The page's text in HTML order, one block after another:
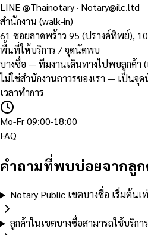
LINE@Thainotary· Notary@ilc.ltd
สำนักงาน (walk-in)
61 ซอยลาดพร้าว 95 (ปรางค์ทิพย์),
พื้นที่ให้บริการ / จุดนัดพบ
บางซื่อ — ทีมงานเดินทางไปพบลูกค้า
ไม่ใช่สำนักงานถาวรของเรา — เป็น
เวลาทำการ
Mo-Fr 09:00-18:00
FAQ
คำถามที่พบบ่อยจากลูก
Notary Public เขตบางซื่อ เริ่มต้นเ
ลูกค้าในเขตบางซื่อสามารถใช้บริก